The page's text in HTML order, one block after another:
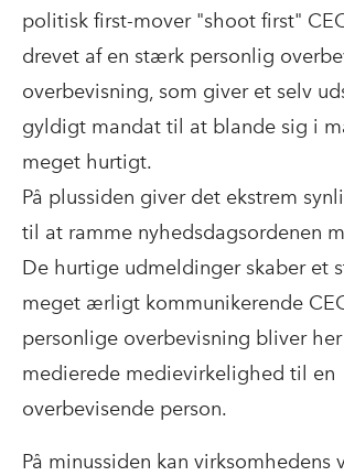
politisk first-mover "shoot first"
drevet af en stærk personlig
overbevisning, som giver et selv
gyldigt mandat til at blande sig i
meget hurtigt.
På plussiden giver det ekstrem
til at ramme nyhedsdagsordenen
De hurtige udmeldinger skaber et
meget ærligt kommunikerende
personlige overbevisning bliver
medierede medievirkelighed til en
overbevisende person.
På minussiden kan virksomhedens